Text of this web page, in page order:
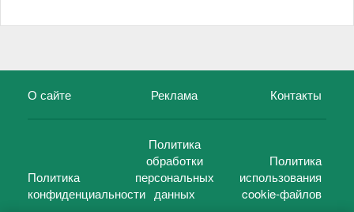
О сайте Реклама Контакты
Политика
конфиденциальности
Политика
обработки
персональных
данных
Политика
использования
cookie-файлов